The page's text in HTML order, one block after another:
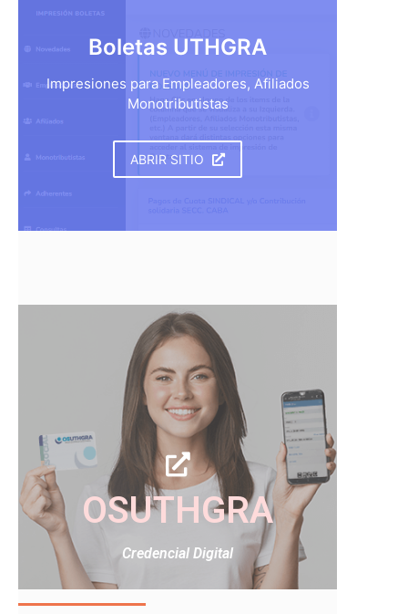
Boletas UTHGRA
Impresiones para Empleadores, Afiliados
Monotributistas
ABRIR SITIO
OSUTHGRA
Credencial Digital